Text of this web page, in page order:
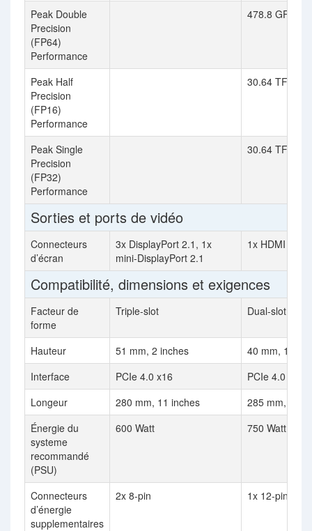
Peak Double
Precision
(FP64)
Performance
478.8
Peak Half
Precision
(FP16)
Performance
30.64
Peak Single
Precision
(FP32)
Performance
30.64 TFLOPS
Sorties et ports de vidéo
Connecteurs
d’écran
3x DisplayPort 2.1, 1x
mini-DisplayPort 2.1
1x HDMI 2.1,
Compatibilité, dimensions et exigences
Facteur de
forme
Triple-slot Dual-slot
Hauteur 51 mm, 2 inches
40 mm, 1.6
Interface
PCIe 4.0 x16
PCIe 4.0 x16
Longeur
280 mm, 11 inches
285 mm, 11.2
Énergie du
systeme
recommandé
(PSU)
600 Watt 750 Watt
Connecteurs
d’énergie
supplementaires
2x 8-pin 1x 12-pin